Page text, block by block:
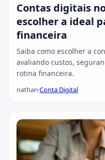
Contas digitais
escolher a ideal
financeira
Saiba como escolher a
avaliando custos,
rotina financeira.
nathan·Conta Digital